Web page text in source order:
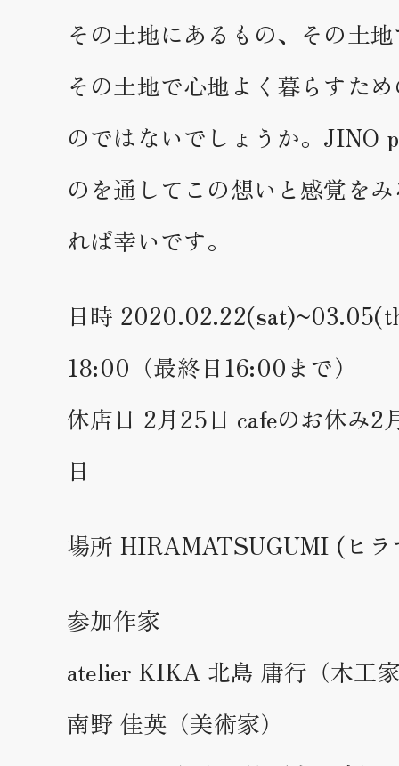
その土地にあるもの、その土
その土地で心地よく暮らすた
のではないでしょうか。JINO
のを通してこの想いと感覚を
れば幸いです。
日時
18:00（最終日16:00まで）
休店日 2月25日 cafeのお休み2
日
場所 HIRAMATSUGUMI (ヒラ
参加作家
atelier KIKA 北島 庸行（木工
南野 佳英（美術家）